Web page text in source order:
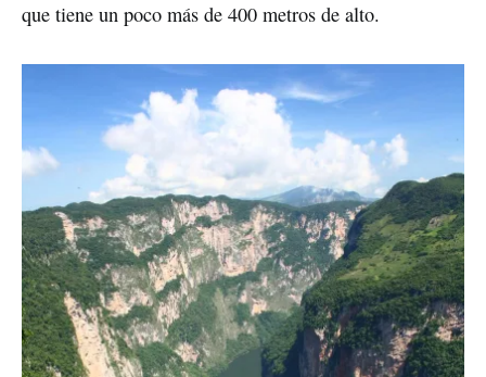
que tiene un poco más de 400 metros de alto.